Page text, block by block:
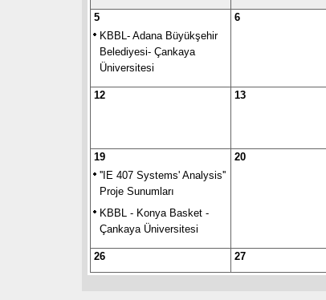
5
KBBL- Adana Büyükşehir
Belediyesi- Çankaya
Üniversitesi
6
12 13
19
''IE 407 Systems' Analysis''
Proje Sunumları
KBBL - Konya Basket -
Çankaya Üniversitesi
20
26 27